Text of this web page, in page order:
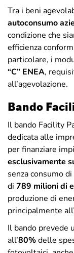
Tra i beni
autoconsumo
condizione che
efficienza
particolare, i
“C” ENEA,
all’agevolazione.
Bando
Il bando Facility
dedicata alle
per finanziare
esclusivamente
senza consumo
di 789 milioni di
produzione di
principalmente all’
Il bando prevede
all’80%delle